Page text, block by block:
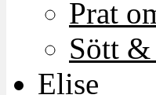
Prat
Sött
Elise